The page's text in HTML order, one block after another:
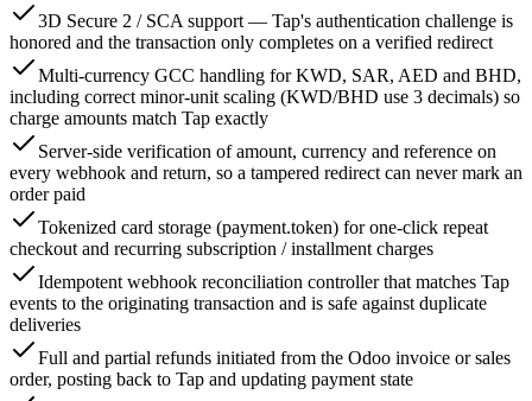
3D Secure 2 / SCA support — Tap's authentication challenge is
honored and the transaction only completes on a verified redirect
Multi-currency GCC handling for KWD, SAR, AED and BHD,
including correct minor-unit scaling (KWD/BHD use 3 decimals) so
charge amounts match Tap exactly
Server-side verification of amount, currency and reference on
every webhook and return, so a tampered redirect can never mark an
order paid
Tokenized card storage (payment.token) for one-click repeat
checkout and recurring subscription / installment charges
Idempotent webhook reconciliation controller that matches Tap
events to the originating transaction and is safe against duplicate
deliveries
Full and partial refunds initiated from the Odoo invoice or sales
order, posting back to Tap and updating payment state